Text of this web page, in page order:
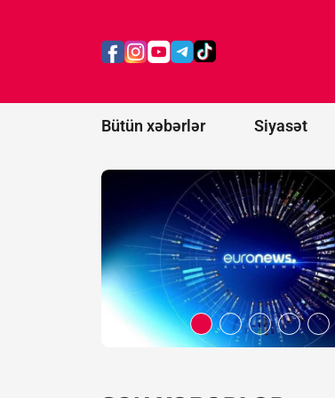
Bütün xəbərlər Siyasət
ekstremist
əlavə etdi